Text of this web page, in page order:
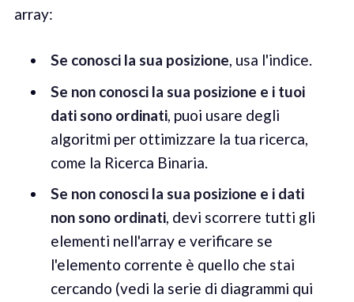
array:
Se conosci la sua posizione, usa l'indice.
Se non conosci la sua posizione e i tuoi
dati sono ordinati, puoi usare degli
algoritmi per ottimizzare la tua ricerca,
come la Ricerca Binaria.
Se non conosci la sua posizione e i dati
non sono ordinati, devi scorrere tutti gli
elementi nell'array e verificare se
l'elemento corrente è quello che stai
cercando (vedi la serie di diagrammi qui